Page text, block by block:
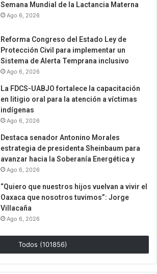
Semana Mundial de la Lactancia Materna
Ago 6, 2026
Reforma Congreso del Estado Ley de
Protección Civil para implementar un
Sistema de Alerta Temprana inclusivo
Ago 6, 2026
La FDCS-UABJO fortalece la capacitación
en litigio oral para la atención a víctimas
indígenas
Ago 6, 2026
Destaca senador Antonino Morales
estrategia de presidenta Sheinbaum para
avanzar hacia la Soberanía Energética y
Ago 6, 2026
“Quiero que nuestros hijos vuelvan a vivir el
Oaxaca que nosotros tuvimos”: Jorge
Villacaña
Ago 6, 2026
Todos (101856)